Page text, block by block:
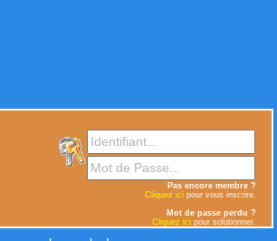
Pas encore membre ?
Cliquez icipour vous inscrire.
Mot de passe perdu ?
Cliquez icipour solutionner.